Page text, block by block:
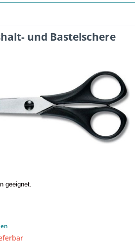
und Bastelschere
geeignet.